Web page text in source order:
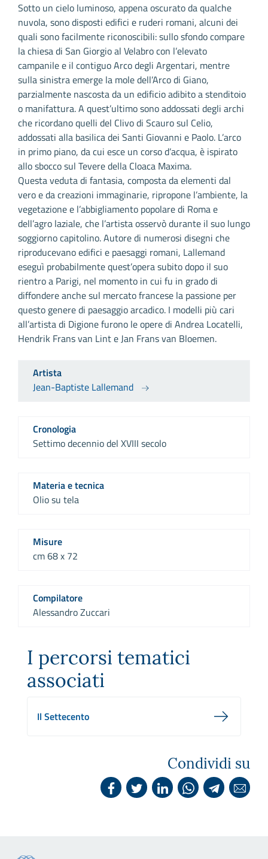
Sotto un cielo luminoso, appena oscurato da qualche
nuvola, sono disposti edifici e ruderi romani, alcuni dei
quali sono facilmente riconoscibili: sullo sfondo compare
la chiesa di San Giorgio al Velabro con l’elevato
campanile e il contiguo Arco degli Argentari, mentre
sulla sinistra emerge la mole dell’Arco di Giano,
parzialmente nascosta da un edificio adibito a stenditoio
o manifattura. A quest’ultimo sono addossati degli archi
che ricordano quelli del Clivo di Scauro sul Celio,
addossati alla basilica dei Santi Giovanni e Paolo. L’arco
in primo piano, da cui esce un corso d’acqua, è ispirato
allo sbocco sul Tevere della Cloaca Maxima.
Questa veduta di fantasia, composta da elementi dal
vero e da creazioni immaginarie, ripropone l’ambiente, la
vegetazione e l’abbigliamento popolare di Roma e
dell’agro laziale, che l’artista osservò durante il suo lungo
soggiorno capitolino. Autore di numerosi disegni che
riproducevano edifici e paesaggi romani, Lallemand
eseguì probabilmente quest’opera subito dopo il suo
rientro a Parigi, nel momento in cui fu in grado di
diffondere anche sul mercato francese la passione per
questo genere di paesaggio arcadico. I modelli più cari
all’artista di Digione furono le opere di Andrea Locatelli,
Hendrik Frans van Lint e Jan Frans van Bloemen.
Artista
Jean-Baptiste Lallemand
Cronologia
Settimo decennio del XVIII secolo
Materia e tecnica
Olio su tela
Misure
cm 68 x 72
Compilatore
Alessandro Zuccari
I percorsi tematici
associati
Il Settecento
Condividi su